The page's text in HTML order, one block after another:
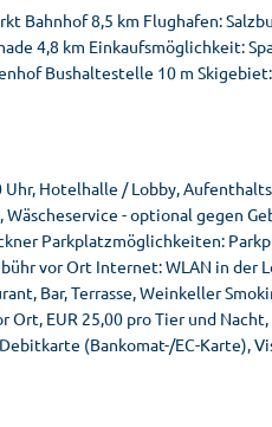
Bahnhof 8,5 km Flughafen:
4,8 km Einkaufsmöglichkeit:
Bushaltestelle 10 m
Hotelhalle / Lobby,
- optional gegen
Parkplatzmöglichkeiten:
vor Ort Internet: WLAN in der
Bar, Terrasse, Weinkeller
EUR 25,00 pro Tier und
(Bankomat-/EC-Karte),